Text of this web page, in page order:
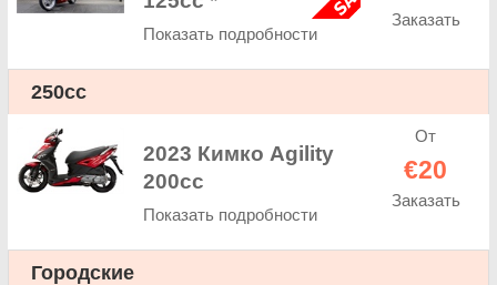
Показать подробности
Заказать
250cc
2023 Кимко Agility
200cc
Показать подробности
От
€20
Заказать
Городские